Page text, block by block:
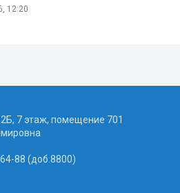
12:20
7 этаж, помещение 701
88 (доб.8800)